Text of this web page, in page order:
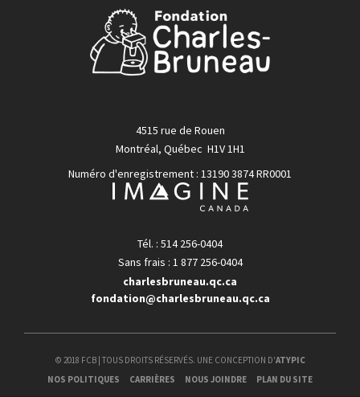
4515 rue de Rouen
Montréal, Québec H1V 1H1
Numéro d'enregistrement : 13190 3874 RR0001
Tél. : 514 256-0404
Sans frais : 1 877 256-0404
charlesbruneau.qc.ca
fondation@charlesbruneau.qc.ca
© 2018 FCB | TOUS DROITS RÉSERVÉS. UNE CONCEPTION D'ATYPIC
NOS POLITIQUES
CARRIÈRES NOUS JOINDRE PLAN DU SITE